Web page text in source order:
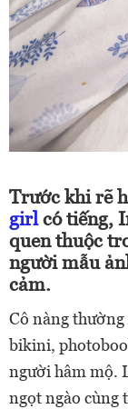
Trước khi rẽ
girlcó tiếng,
quen thuộc
người mẫu
cảm.
Cô nàng
bikini,
người hâm mộ.
ngọt ngào cùng